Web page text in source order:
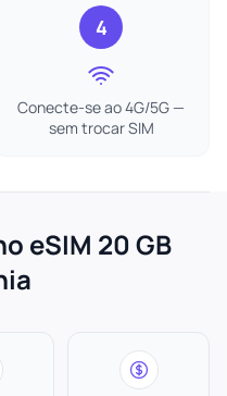
4
Conecte-se ao 4G/5G —
sem trocar SIM
eSIM 20 GB